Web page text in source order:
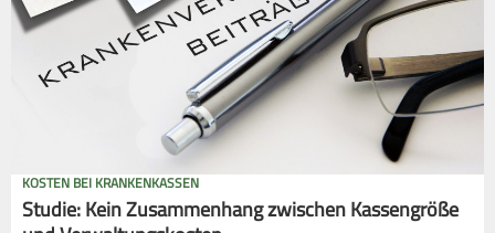
KOSTEN BEI KRANKENKASSEN
Studie: Kein Zusammenhang zwischen Kassengröße